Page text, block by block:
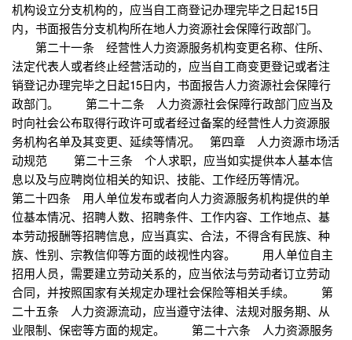
机构设立分支机构的，应当自工商登记办理完毕之日起15日
内，书面报告分支机构所在地人力资源社会保障行政部门。
第二十一条 经营性人力资源服务机构变更名称、住所、
法定代表人或者终止经营活动的，应当自工商变更登记或者注
销登记办理完毕之日起15日内，书面报告人力资源社会保障行
政部门。 第二十二条 人力资源社会保障行政部门应当及
时向社会公布取得行政许可或者经过备案的经营性人力资源服
务机构名单及其变更、延续等情况。 第四章 人力资源市场活
动规范 第二十三条 个人求职，应当如实提供本人基本信
息以及与应聘岗位相关的知识、技能、工作经历等情况。
第二十四条 用人单位发布或者向人力资源服务机构提供的单
位基本情况、招聘人数、招聘条件、工作内容、工作地点、基
本劳动报酬等招聘信息，应当真实、合法，不得含有民族、种
族、性别、宗教信仰等方面的歧视性内容。 用人单位自主
招用人员，需要建立劳动关系的，应当依法与劳动者订立劳动
合同，并按照国家有关规定办理社会保险等相关手续。 第
二十五条 人力资源流动，应当遵守法律、法规对服务期、从
业限制、保密等方面的规定。 第二十六条 人力资源服务